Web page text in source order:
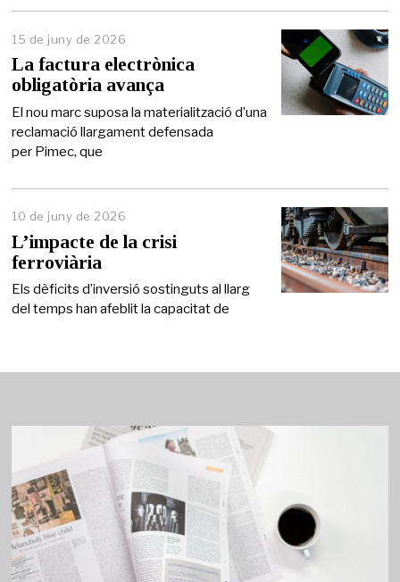
15 de juny de 2026
d
e
u
n
2
6
La factura electrònica
obligatòria avança
El nou marc suposa la materialització d’una
reclamació llargament defensada
per Pimec, que
10 de juny de 2026
L’impacte de la crisi
ferroviària
Els dèficits d’inversió sostinguts al llarg
del temps han afeblit la capacitat de